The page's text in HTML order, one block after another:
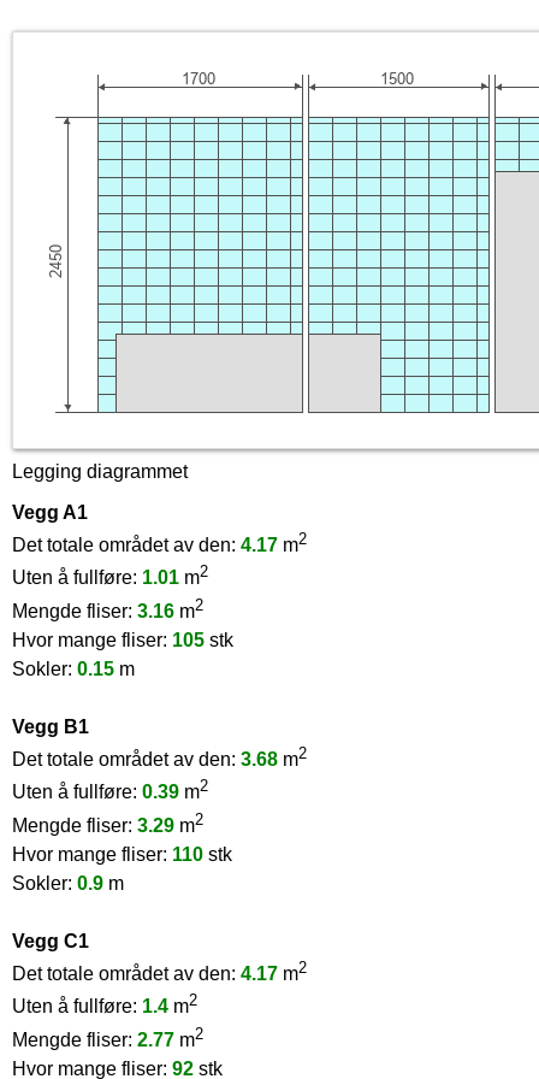
Legging diagrammet
Vegg A1
Det totale området av den: 4.17 m2
Uten å fullføre: 1.01 m2
Mengde fliser: 3.16 m2
Hvor mange fliser: 105 stk
Sokler: 0.15 m
Vegg B1
Det totale området av den: 3.68 m2
Uten å fullføre: 0.39 m2
Mengde fliser: 3.29 m2
Hvor mange fliser: 110 stk
Sokler: 0.9 m
Vegg C1
Det totale området av den: 4.17 m2
Uten å fullføre: 1.4 m2
Mengde fliser: 2.77 m2
Hvor mange fliser: 92 stk